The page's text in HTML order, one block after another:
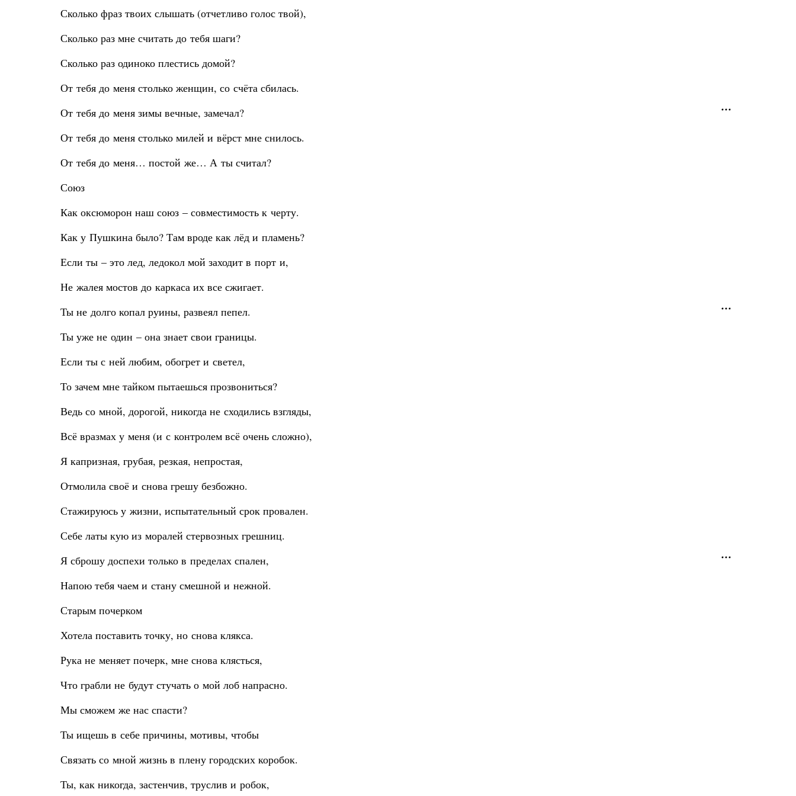
Сколько фраз твоих слышать (отчетливо голос твой),
Сколько раз мне считать до тебя шаги?
Сколько раз одиноко плестись домой?
От тебя до меня столько женщин, со счёта сбилась.
От тебя до меня зимы вечные, замечал?
От тебя до меня столько милей и вёрст мне снилось.
От тебя до меня… постой же… А ты считал?
Союз
Как оксюморон наш союз – совместимость к черту.
Как у Пушкина было? Там вроде как лёд и пламень?
Если ты – это лед, ледокол мой заходит в порт и,
Не жалея мостов до каркаса их все сжигает.
Ты не долго копал руины, развеял пепел.
Ты уже не один – она знает свои границы.
Если ты с ней любим, обогрет и светел,
То зачем мне тайком пытаешься прозвониться?
Ведь со мной, дорогой, никогда не сходились взгляды,
Всё вразмах у меня (и с контролем всё очень сложно),
Я капризная, грубая, резкая, непростая,
Отмолила своё и снова грешу безбожно.
Стажируюсь у жизни, испытательный срок провален.
Себе латы кую из моралей стервозных грешниц.
Я сброшу доспехи только в пределах спален,
Напою тебя чаем и стану смешной и нежной.
Старым почерком
Хотела поставить точку, но снова клякса.
Рука не меняет почерк, мне снова клясться,
Что грабли не будут стучать о мой лоб напрасно.
Мы сможем же нас спасти?
Ты ищешь в себе причины, мотивы, чтобы
Связать со мной жизнь в плену городских коробок.
Ты, как никогда, застенчив, труслив и робок,